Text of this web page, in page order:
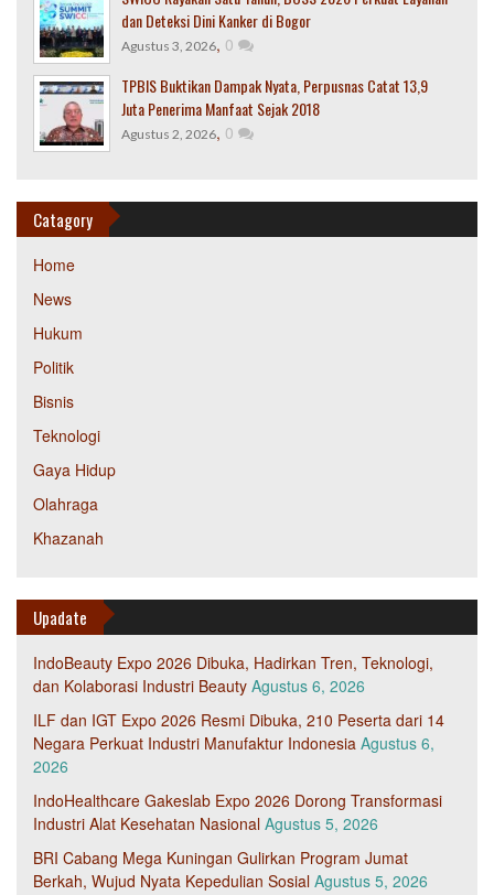
dan Deteksi Dini Kanker di Bogor
Agustus 3, 2026, 0
TPBIS Buktikan Dampak Nyata, Perpusnas Catat 13,9
Juta Penerima Manfaat Sejak 2018
Agustus 2, 2026, 0
Catagory
Home
News
Hukum
Politik
Bisnis
Teknologi
Gaya Hidup
Olahraga
Khazanah
Upadate
IndoBeauty Expo 2026 Dibuka, Hadirkan Tren, Teknologi,
dan Kolaborasi Industri Beauty Agustus 6, 2026
ILF dan IGT Expo 2026 Resmi Dibuka, 210 Peserta dari 14
Negara Perkuat Industri Manufaktur Indonesia Agustus 6,
2026
IndoHealthcare Gakeslab Expo 2026 Dorong Transformasi
Industri Alat Kesehatan Nasional Agustus 5, 2026
BRI Cabang Mega Kuningan Gulirkan Program Jumat
Berkah, Wujud Nyata Kepedulian Sosial Agustus 5, 2026